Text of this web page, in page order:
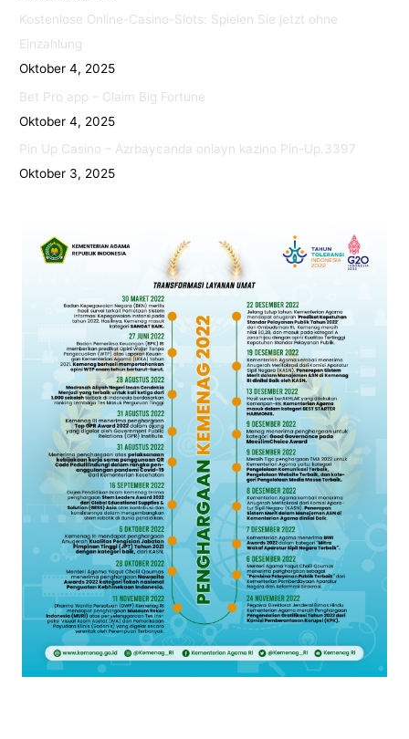
Kostenlose Online-Casino-Slots: Spielen Sie jetzt ohne
Einzahlung
Oktober 4, 2025
Bet Pro app – Claim Big Fortune
Oktober 4, 2025
Pin Up Casino – Azrbaycanda onlayn kazino Pin-Up.3397
Oktober 3, 2025